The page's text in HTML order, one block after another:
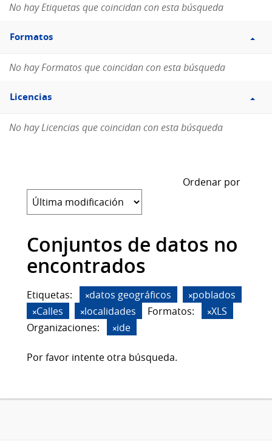
No hay Etiquetas que coincidan con esta búsqueda
Filtro
Formatos
Formatos
No hay Formatos que coincidan con esta búsqueda
Filtro
Licencias
Licencias
No hay Licencias que coincidan con esta búsqueda
Ordenar por
Conjuntos de datos no
encontrados
Etiquetas: datos geográficos
poblados
Calles
localidades Formatos:
XLS
Organizaciones:
ide
Por favor intente otra búsqueda.